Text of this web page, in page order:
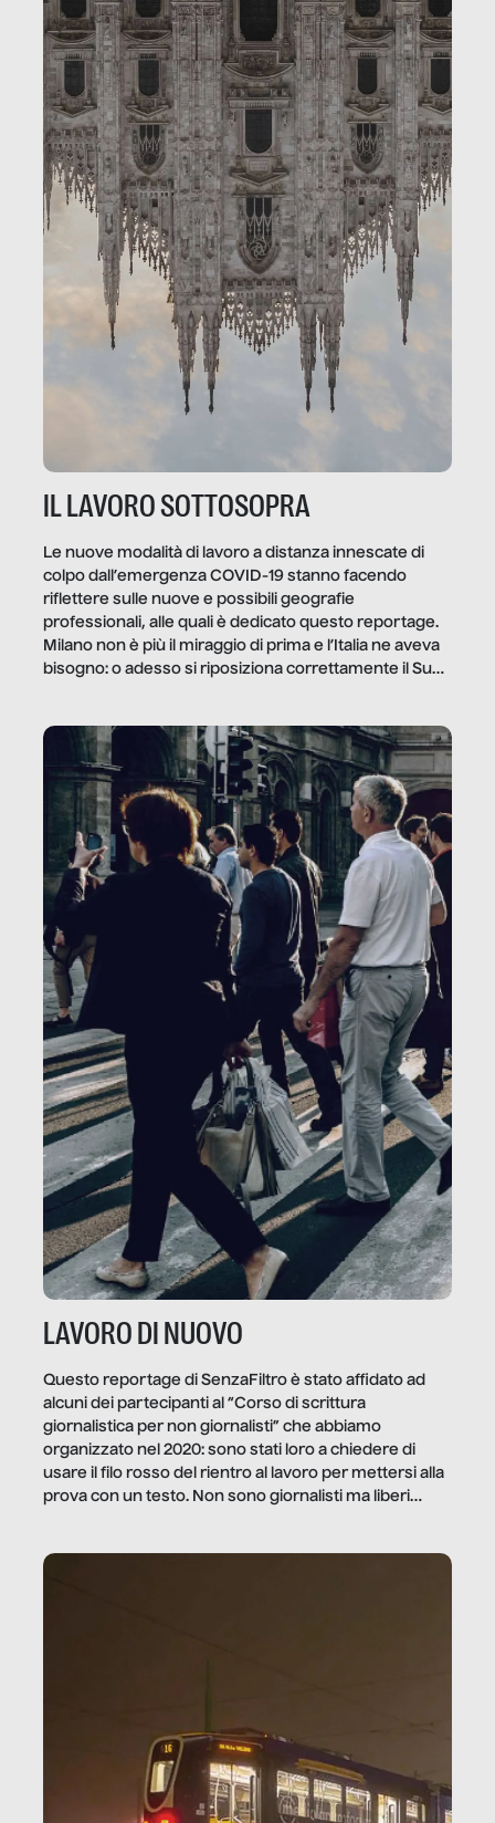
IL LAVORO SOTTOSOPRA
Le nuove modalità di lavoro a distanza innescate di
colpo dall’emergenza COVID-19 stanno facendo
riflettere sulle nuove e possibili geografie
professionali, alle quali è dedicato questo reportage.
Milano non è più il miraggio di prima e l’Italia ne aveva
bisogno: o adesso si riposiziona correttamente il Sud
LAVORO DI NUOVO
Questo reportage di SenzaFiltro è stato affidato ad
alcuni dei partecipanti al “Corso di scrittura
giornalistica per non giornalisti” che abbiamo
organizzato nel 2020: sono stati loro a chiedere di
usare il filo rosso del rientro al lavoro per mettersi alla
prova con un testo. Non sono giornalisti ma liberi